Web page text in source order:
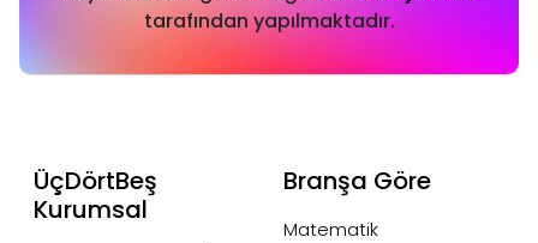
tarafından yapılmaktadır.
ÜçDörtBeş
Kurumsal
Branşa Göre
Matematik